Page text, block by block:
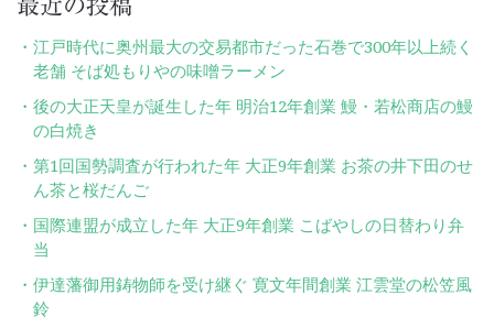
最近の投稿
江戸時代に奥州最大の交易都市だった石巻で300年以上続く
老舗 そば処もりやの味噌ラーメン
後の大正天皇が誕生した年 明治12年創業 鰻・若松商店の鰻
の白焼き
第1回国勢調査が行われた年 大正9年創業 お茶の井下田のせ
ん茶と桜だんご
国際連盟が成立した年 大正9年創業 こばやしの日替わり弁
当
伊達藩御用鋳物師を受け継ぐ 寛文年間創業 江雲堂の松笠風
鈴